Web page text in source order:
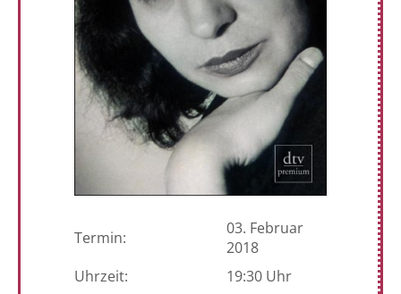
Termin:
03. Februar
2018
Uhrzeit:
19:30 Uhr